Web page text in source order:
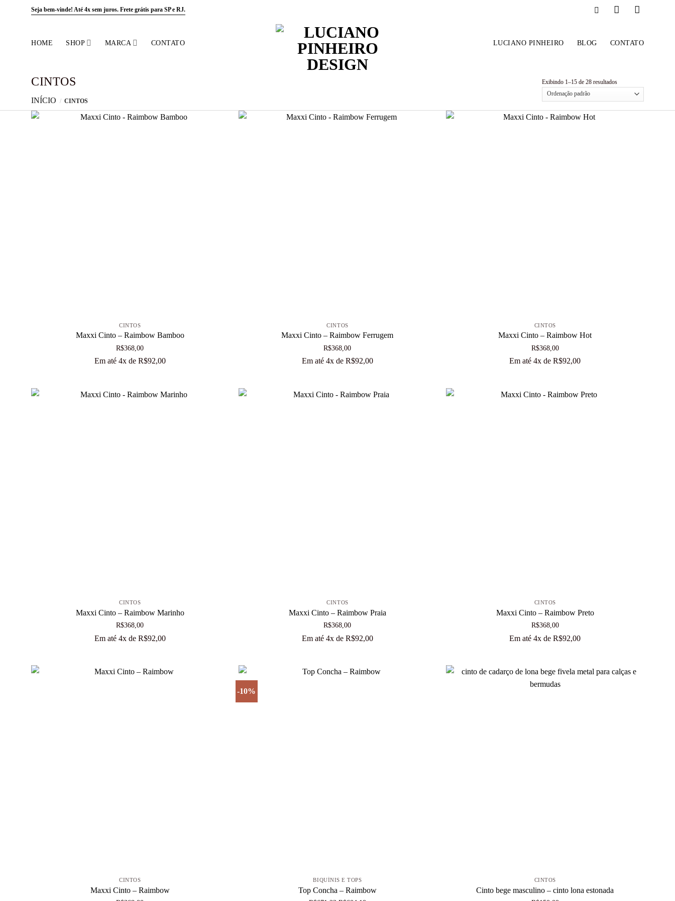
Seja bem-vinde! Até 4x sem juros. Frete grátis para SP e RJ.
HOME SHOP MARCA CONTATO LUCIANO PINHEIRO BLOG CONTATO
CINTOS
INÍCIO / CINTOS
Exibindo 1–15 de 28 resultados
CINTOS
Maxxi Cinto – Raimbow Bamboo
R$368,00
Em até 4x de R$92,00
CINTOS
Maxxi Cinto – Raimbow Ferrugem
R$368,00
Em até 4x de R$92,00
CINTOS
Maxxi Cinto – Raimbow Hot
R$368,00
Em até 4x deR$92,00
CINTOS
Maxxi Cinto – Raimbow Marinho
R$368,00
Em até 4x de R$92,00
CINTOS
Maxxi Cinto – Raimbow Praia
R$368,00
Em até 4x de R$92,00
CINTOS
Maxxi Cinto – Raimbow Preto
R$368,00
Em até 4x deR$92,00
CINTOS
Maxxi Cinto – Raimbow
-10%
BIQUÍNIS E TOPS
Top Concha – Raimbow
CINTOS
Cinto bege masculino – cinto lona estonada